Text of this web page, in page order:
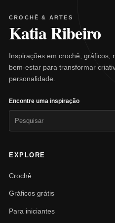
CROCHÊ & ARTES
Katia Ribeiro
Inspirações em crochê, gráficos,
bem-estar para transformar
personalidade.
Encontre uma inspiração
EXPLORE
Crochê
Gráficos grátis
Para iniciantes